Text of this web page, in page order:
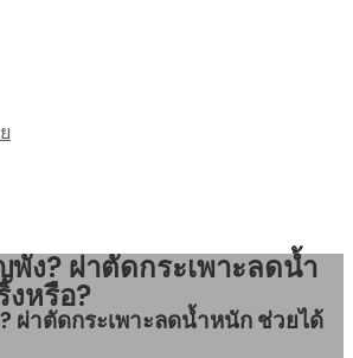
พัง? ผ่าตัดกระเพาะลดน้ำ
หรือ?
ผ่าตัดกระเพาะลดน้ำหนัก ช่วยได้